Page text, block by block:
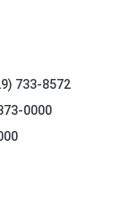
733-8572
0000